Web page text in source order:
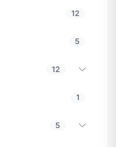
12
5
12
1
5